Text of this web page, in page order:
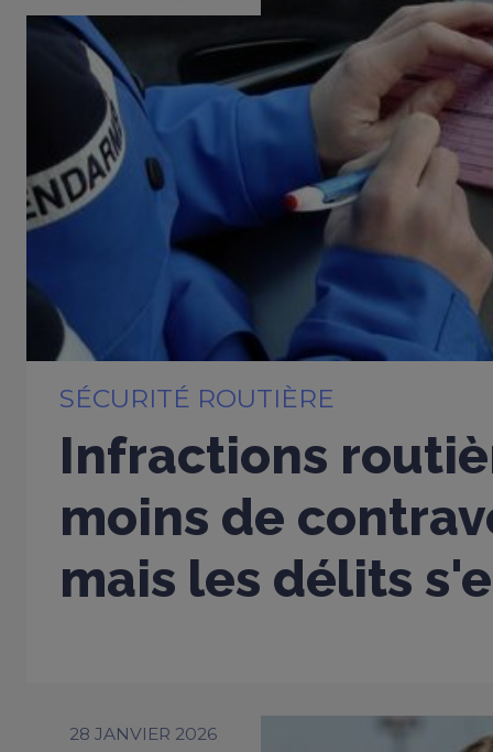
SÉCURITÉ ROUTIÈRE
Infractions
moins de
mais les délits
28 JANVIER 2026